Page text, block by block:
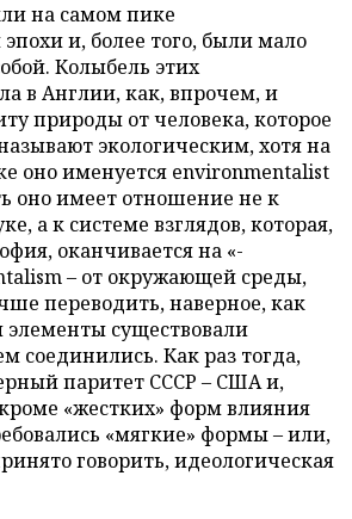
на самом пике
и, более того, были мало
Колыбель этих
в Англии, как, впрочем, и
природы от человека, которое
экологическим, хотя на
оно именуется environmentalist
оно имеет отношение не к
а к системе взглядов, которая,
оканчивается на «-
– от окружающей среды,
переводить, наверное, как
элементы существовали
соединились. Как раз тогда,
паритет СССР – США и,
«жестких» форм влияния
«мягкие» формы – или,
говорить, идеологическая